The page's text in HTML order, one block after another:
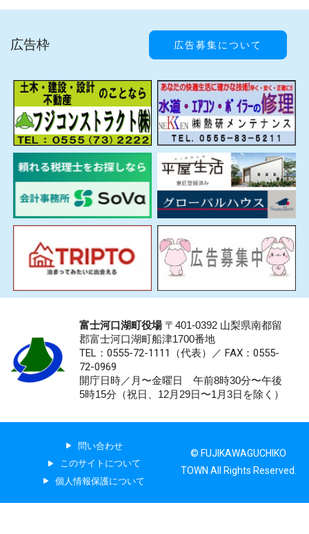
広告枠 広告募集について
富士河口湖町役場〒401-0392 山梨県南都留
郡富士河口湖町船津1700番地
TEL：0555-72-1111 （代表）／ FAX：0555-
72-0969
開庁日時／月〜金曜日 午前8時30分〜午後
5時15分（祝日、12月29日〜1月3日を除く）
問い合わせ
このサイトについて
個人情報保護について
© FUJIKAWAGUCHIKO
TOWN All Rights Reserved.